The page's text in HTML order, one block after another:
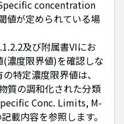
concentration
値が定められている場
及び附属書VIにお
濃度限界値)を確認しな
特定濃度限界値は、
質の調和化された分類
Conc. Limits, M-
載内容を参照します。